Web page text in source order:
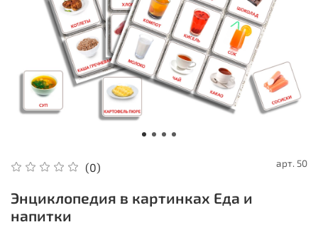
(0) арт. 50
Энциклопедия в картинках Еда и
напитки